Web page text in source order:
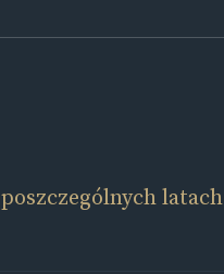
latach